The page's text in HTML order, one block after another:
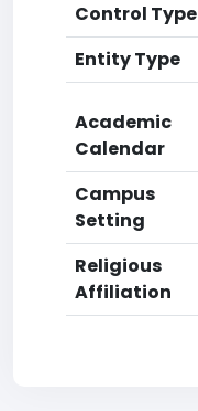
Control Type
Entity Type
Academic
Calendar
Campus
Setting
Religious
Affiliation